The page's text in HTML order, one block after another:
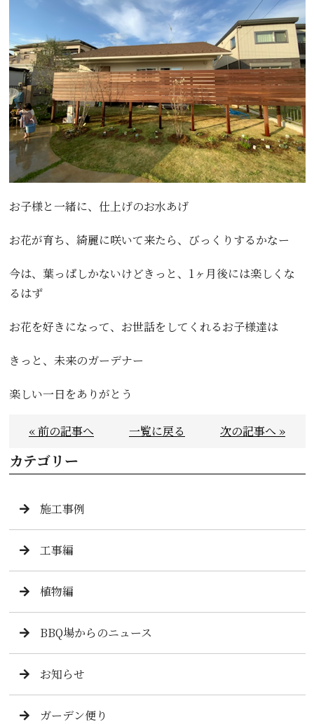
お子様と一緒に、仕上げのお水あげ
お花が育ち、綺麗に咲いて来たら、びっくりするかなー
今は、葉っぱしかないけどきっと、1ヶ月後には楽しくな
るはず
お花を好きになって、お世話をしてくれるお子様達は
きっと、未来のガーデナー
楽しい一日をありがとう
« 前の記事へ 一覧に戻る 次の記事へ »
カテゴリー
施工事例
工事編
植物編
BBQ場からのニュース
お知らせ
ガーデン便り